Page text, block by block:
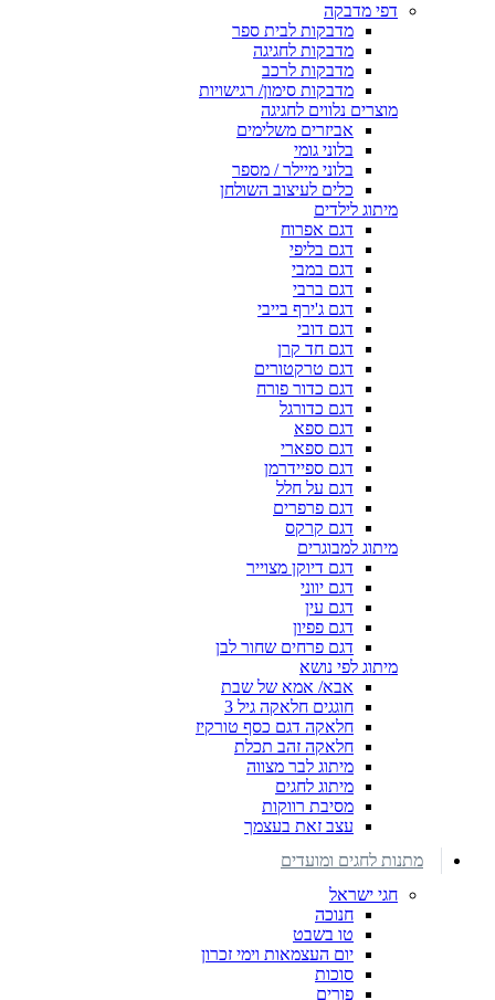
דפי מדבקה
מדבקות לבית ספר
מדבקות לחגיגה
מדבקות לרכב
מדבקות סימון/ רגישויות
מוצרים נלווים לחגיגה
אביזרים משלימים
בלוני גומי
בלוני מיילר / מספר
כלים לעיצוב השולחן
מיתוג לילדים
דגם אפרוח
דגם בליפי
דגם במבי
דגם ברבי
דגם ג'ירף בייבי
דגם דובי
דגם חד קרן
דגם טרקטורים
דגם כדור פורח
דגם כדורגל
דגם ספא
דגם ספארי
דגם ספיידרמן
דגם על חלל
דגם פרפרים
דגם קרקס
מיתוג למבוגרים
דגם דיוקן מצוייר
דגם יווני
דגם עין
דגם פפיון
דגם פרחים שחור לבן
מיתוג לפי נושא
אבא/ אמא של שבת
חוגגים חלאקה גיל 3
חלאקה דגם כסף טורקיז
חלאקה זהב תכלת
מיתוג לבר מצווה
מיתוג לחגים
מסיבת רווקות
עצב זאת בעצמך
מתנות לחגים ומועדים
חגי ישראל
חנוכה
טו בשבט
יום העצמאות וימי זכרון
סוכות
פורים